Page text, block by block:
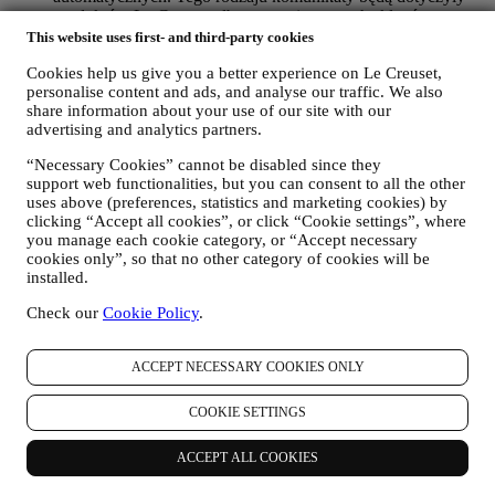
This website uses first- and third-party cookies
Cookies help us give you a better experience on Le Creuset,
personalise content and ads, and analyse our traffic. We also
share information about your use of our site with our
advertising and analytics partners.
“Necessary Cookies” cannot be disabled since they
support web functionalities, but you can consent to all the other
uses above (preferences, statistics and marketing cookies) by
clicking “Accept all cookies”, or click “Cookie settings”, where
you manage each cookie category, or “Accept necessary
cookies only”, so that no other category of cookies will be
installed.
Check our Cookie Policy.
ACCEPT NECESSARY COOKIES ONLY
COOKIE SETTINGS
ACCEPT ALL COOKIES
produktów Le Creuset albo otwarcia nowych sklepów,
ekskluzywnych wydarzeń, konkursów, ankiet, prezentacji
może być zainteresowany, albo ofert specjalnych, które mogą
się mu spodobać, również na podstawie pewnych informacji
szczegółowych, które posiadamy o użytkowniku, takich jak
lokalizacja albo historia zakupów. Będziemy przetwarzać
dane użytkownika, aby lepiej zrozumieć jego
zainteresowania. Umożliwia to nam personalizację
wiadomości kierowanych do użytkownika tak, aby były
bardziej adekwatne i interesujące. Nie przewiduje się żadnych
innych skutków. Gromadzimy również dane statystyczne
dotyczące otwierania wiadomości e-mail i kliknięć,
korzystając ze stosowanych w branży standardowych
ułatwiających monitorowanie naszego newslettera Tego
użytkownika. Z opcji wyrażenia zgody można skorzystać w
sytuacjach, gdy dane osobowe są gromadzone, poprzez
zaznaczenie odpowiedniego pola albo jeżeli użytkownik
posiada konto Le Creuset za pośrednictwem zakładki Moje
konto w Witrynie internetowej. Rezygnacja: Użytkownik
może również w dowolnym momencie bezpłatnie zaprzestać
otrzymywania naszych aktualizacji, klikając przycisk